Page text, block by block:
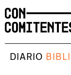
DIARIO